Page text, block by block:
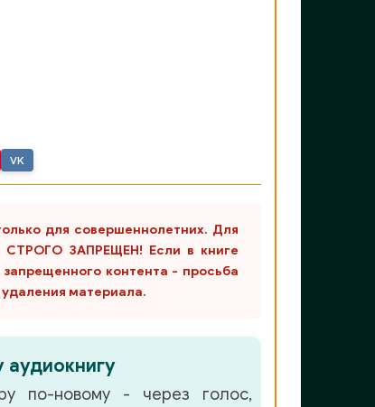
VK
для совершеннолетних. Для
СТРОГО ЗАПРЕЩЕН! Если в книге
контента - просьба
материала.
аудиокнигу
по-новому - через голос,